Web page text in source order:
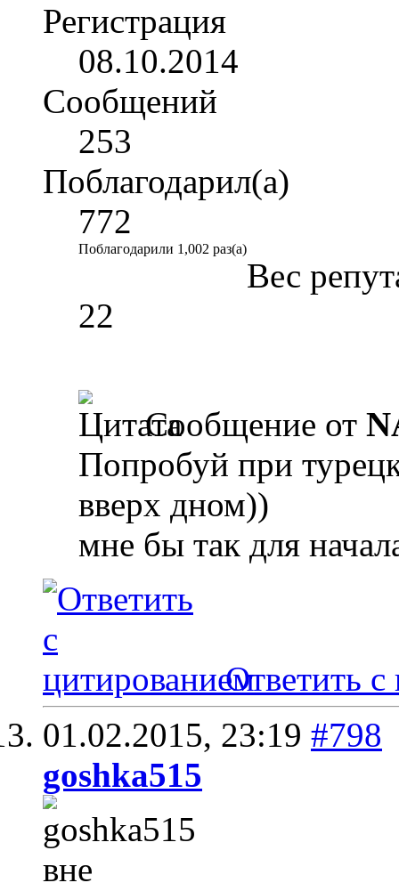
Регистрация
08.10.2014
Сообщений
253
Поблагодарил(а)
772
Поблагодарили 1,002 раз(а)
Вес
22
Сообщение от
Попробуй при
вверх дном))
мне бы так для
Ответить с
01.02.2015, 23:19 #798
goshka515